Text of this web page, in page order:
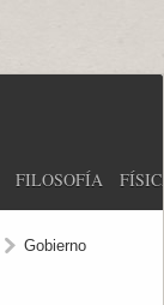
FILOSOFÍA
Gobierno